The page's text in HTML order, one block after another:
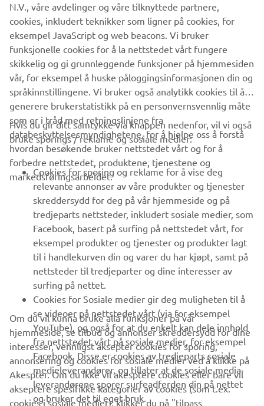
VIRKSOMHET
B2B
UTFORSK YAMAHA
FAQ & SUPPORT
NYHETSBREV
Vær den første til å lære om de siste tilbudene, spesielle
arrangementer, nye utgivelser og mye mer
ABONNER
Les vår personvernerklæring for å lære hvordan vi behandler dine
N.V., våre avdelinger og våre tilknyttede partnere,
cookies, inkludert teknikker som ligner på cookies, for
eksempel JavaScript og web beacons. Vi bruker
funksjonelle cookies for å la nettstedet vårt fungere
skikkelig og gi grunnleggende funksjoner på hjemmesiden
vår, for eksempel å huske påloggingsinformasjonen din og
språkinnstillingene. Vi bruker også analytikk cookies til å
generere brukerstatistikk på en personvernsvennlig måte
som er i tråd med retningslinjene fra
databeskyttelsesmyndighetene, for å hjelpe oss å forstå
hvordan besøkende bruker nettstedet vårt og for å
forbedre nettstedet, produktene, tjenestene og
markedsføringsarbeidet.
Hvis du gir ditt samtykke via knappen nedenfor, vil vi også
bruke sporings / reklame og sosiale medier:
Cookies for sporing og reklame for å vise deg
relevante annonser av våre produkter og tjenester
skreddersydd for deg på vår hjemmeside og på
tredjeparts nettsteder, inkludert sosiale medier, som
Facebook, basert på surfing på nettstedet vårt, for
eksempel produkter og tjenester og produkter lagt
til i handlekurven din og varer du har kjøpt, samt på
nettsteder til tredjeparter og dine interesser av
surfing på nettet.
Cookies for Sosiale medier gir deg muligheten til å
se videoer på nettstedet vårt (via for eksempel
YouTube), og også for at du enkelt kan dele innhold
fra nettstedet vårt på sosiale medier, for eksempel
Facebook. Disse er cookies av tredjeparts sosiale
medieleverandører, og tillater at de sosiale media-
leverandørene sporer surfeadferden din på nettet
og bruker det til eget bruk.
Om du vil kunna bruke alla funksjoner på vår
hjemmeside, se tilbud og annonser skreddersydd for dine
interesser, vennligst aksepter cookies for sporing,
annonsering og cookies for sosiale medier ved å klikke på
Akespter. Om du ikke vil akesptere cookies eller bare vil
akseptere spesifikke kategorier av cookies (som t.ex.
cookies i sosiale medier), klikker du på "tilpass